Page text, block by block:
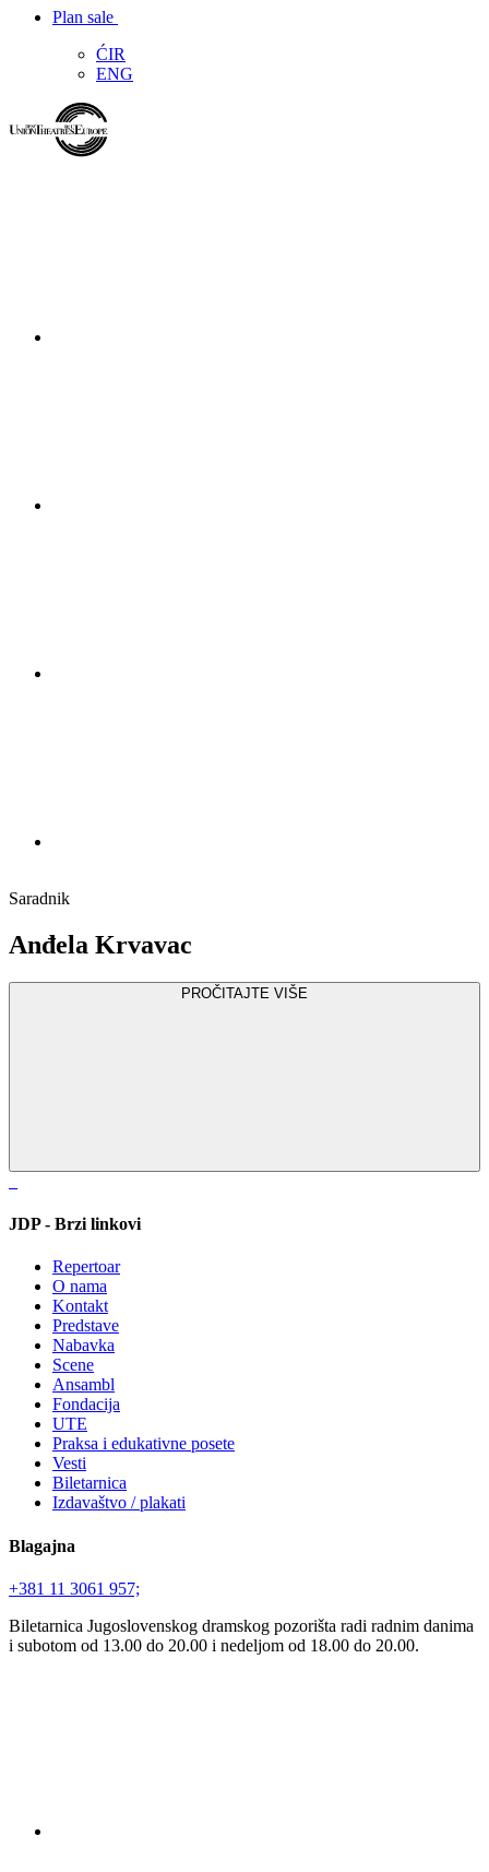
Plan sale
ĆIR
ENG
Saradnik
Anđela Krvavac
PROČITAJTE VIŠE
JDP - Brzi linkovi
Repertoar
O nama
Kontakt
Predstave
Nabavka
Scene
Ansambl
Fondacija
UTE
Praksa i edukativne posete
Vesti
Biletarnica
Izdavaštvo / plakati
Blagajna
+381 11 3061 957;
Biletarnica Jugoslovenskog dramskog pozorišta radi radnim danima
i subotom od 13.00 do 20.00 i nedeljom od 18.00 do 20.00.